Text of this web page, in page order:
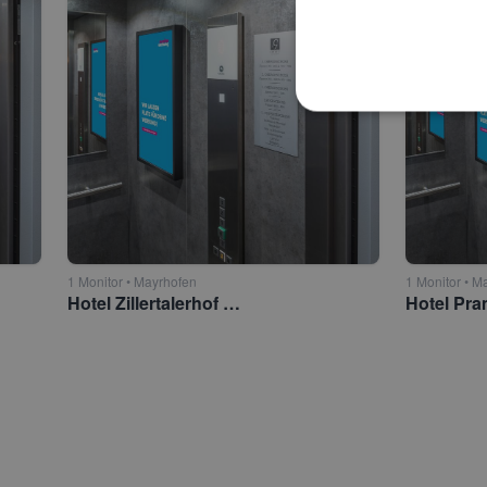
1 Monitor • Mayrhofen
Hotel Zillertalerhof 4*S Mayrhofen
1 Monitor •